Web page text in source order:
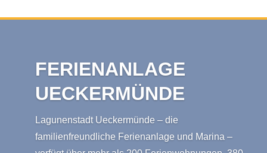
FERIENANLAGE
UECKERMÜNDE
Lagunenstadt Ueckermünde – die
familienfreundliche Ferienanlage und Marina –